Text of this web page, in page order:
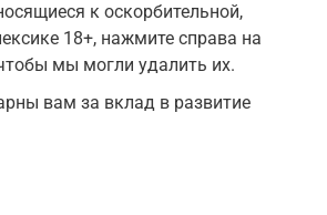
к оскорбительной,
18+, нажмите справа на
мы могли удалить их.
вам за вклад в развитие